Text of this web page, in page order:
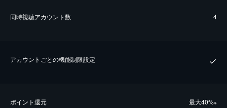
同時視聴アカウント数 4
アカウントごとの機能制限設定
ポイント還元 最⼤40%※